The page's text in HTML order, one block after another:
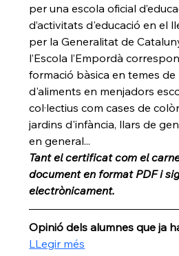
per una escola oficial
d’activitats d'educació en el
per la Generalitat de
l’Escola l’Empordà
formació bàsica en temes
d'aliments en menjadors
col·lectius com cases de
jardins d'infància, llars de
en general...
Tant el certificat com el
document en format PDF i
electrònicament.
Opinió dels alumnes que ja
LLegir més